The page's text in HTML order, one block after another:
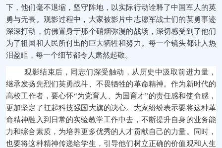
下，他们毫不退缩，坚守阵地，以实际行动诠释了中国军人的英
勇与无畏。观影过程中，大家被影片中志愿军战士们的英勇事迹
深深打动，仿佛置身于那个硝烟弥漫的战场，深切感受到了他们
为了祖国和人民所付出的巨大牺牲和努力。每一个镜头都让人热
泪盈眶，每一个细节都令人肃然起敬。
观影结束后，同志们深受触动，从历史中汲取前进力量，
继承发扬先烈们英勇战斗、不畏牺牲的革命精神。作为新时代的
高校工作者，要心怀“为党育人、为国育才”的责任感和使命感，
更加坚定了扛起科技强国大旗的决心。 大家纷纷表示要将这种革
命精神融入到日常的实验教学工作中去，不断提升自身的业务能
力和综合素质，为培养更多优秀的人才贡献自己的力量。同时，
也要将这种精神传递给学生，引导他们树立正确的价值观和人生